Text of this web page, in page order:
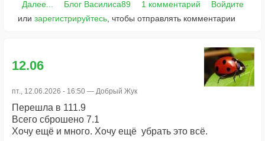
Далее... Блог Василиса89 1 комментарий
Войдите
или зарегистрируйтесь , чтобы отправлять комментарии
12.06
пт., 12.06.2026 - 16:50 — Добрый Жук
Перешла в 111.9
Всего сброшено 7.1
Хочу ещё и много. Хочу ещё убрать это всё.